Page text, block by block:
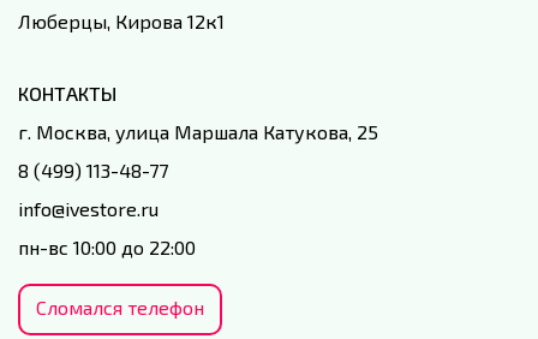
Люберцы, Кирова 12к1
КОНТАКТЫ
г. Москва, улица Маршала Катукова, 25
8 (499) 113-48-77
info@ivestore.ru
пн-вс 10:00 до 22:00
Сломался телефон